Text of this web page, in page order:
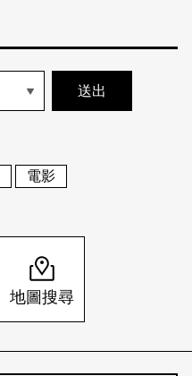
English
登入/註冊
電影
地圖搜尋